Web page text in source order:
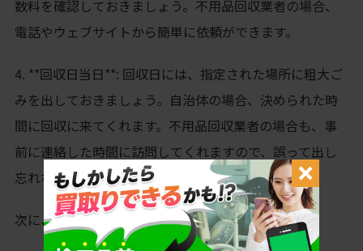
数料を確認しておきましょう。不用品回収業者の場合、
電話やウェブサイトから簡単に依頼ができます。
4. **回収日当日**: 回収日には、指定された場所に粗大ご
みを出しておきましょう。自治体の場合、決められた時
間に回収に来てくれます。不用品回収業者の場合も、事
前に連絡した時間に訪問してくれますので、誤って出し
忘れないように注意が必要です。
次に、注意点についてお伝えします。